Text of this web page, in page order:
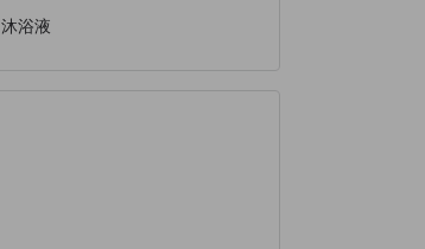
沐浴液